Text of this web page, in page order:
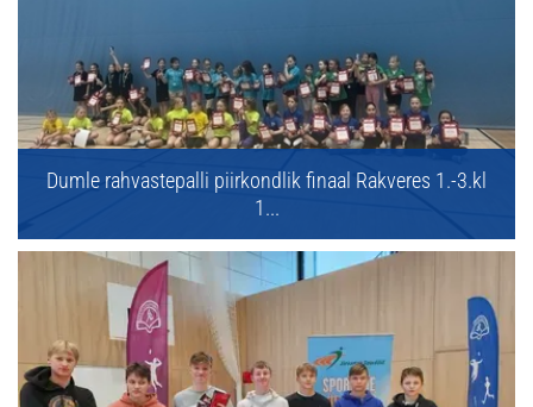
Dumle rahvastepalli piirkondlik finaal Rakveres 1.-3.kl
1...